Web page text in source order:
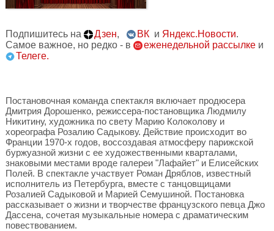
Подпишитесь на Дзен, ВК и Яндекс.Новости.
Самое важное, но редко - в
еженедельной рассылке и
Телеге.
Постановочная команда спектакля включает продюсера
Дмитрия Дорошенко, режиссера-постановщика Людмилу
Никитину, художника по свету Марию Колоколову и
хореографа Розалию Садыкову. Действие происходит во
Франции 1970-х годов, воссоздавая атмосферу парижской
буржуазной жизни с ее художественными кварталами,
знаковыми местами вроде галереи "Лафайет" и Елисейских
Полей. В спектакле участвует Роман Дряблов, известный
исполнитель из Петербурга, вместе с танцовщицами
Розалией Садыковой и Марией Семушиной. Постановка
рассказывает о жизни и творчестве французского певца Джо
Дассена, сочетая музыкальные номера с драматическим
повествованием.